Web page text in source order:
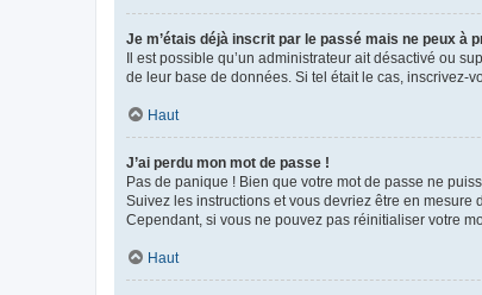
Je m’étais déjà inscrit par le passé mais ne peux à
Il est possible qu’un administrateur ait désactivé ou
de leur base de données. Si tel était le cas, inscrivez-
Haut
J’ai perdu mon mot de passe !
Pas de panique ! Bien que votre mot de passe ne
Suivez les instructions et vous devriez être en
Cependant, si vous ne pouvez pas réinitialiser votre
Haut